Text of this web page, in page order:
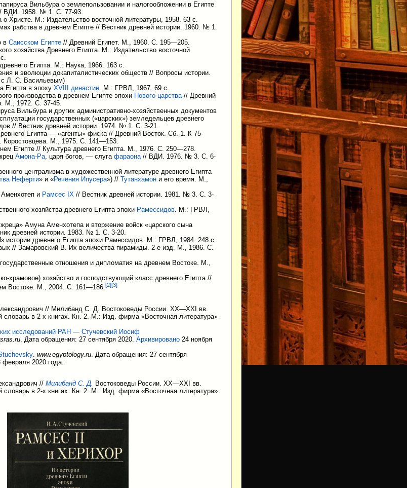
Вильбура о землепользовании и налогообложении в Египте
ВДИ. 1958. № 1. С. 77-93.
Христе. М.: Издательство восточной литературы, 1958. 63 с.
рабства в древнем Египте // Вестник древней истории. 1960. № 1.
в Саисском Египте // Древний Египет. М., 1960. С. 195—205.
хозяйства Древнего Египта. М.: Издательство восточной
Египта. М.: Наука, 1966. 163 с.
и эволюции докапиталистических обществ // Вопросы истории.
Л. С. Васильевым)
Египта в эпоху XVIII династии. М.: ГРВЛ, 1967. 69 с.
производства в древнем Египте эпохи Нового царства// Древний
М., 1972. С. 37-45.
Вильбура и других административно-хозяйственных документов
государственных («царских») земледельцев древнего
// Вестник древней истории. 1974. № 1. С. 3-21.
Египта — «агенты» фиска // Древний Восток. Сб. 1. К 75-
М., 1975. С. 141—153.
Египте // Культура древнего Египта. М., 1976. С. 250—278.
Амона-Ра, царя богов, — слуга фараона// ВДИ. 1976. № 3. С. 6-
централизма в художественной литературе древнего Египта
Неферти» и «Речения Ипусера») // Тутанхамон и его время. М.,
и Рамсес IX // Вестник древней истории. 1981. № 3. С. 3-
хозяйства древнего Египта эпохи Рамессидов. М.: ГРВЛ,
жреца» Амуна Аменхотепа и вторжение войск «царского сына
древней истории. 1983. № 1. С. 3-20.
истории древнего Египта эпохи Рамессидов. М.: ГРВЛ, 1984. 248 с.
// Замаровский В. Их величества пирамиды. 2-е изд. М., 1986. С.
отношения и дипломатия на древнем Востоке. М.,
храмовое) хозяйство и господствующий класс древнего Египта //
Востоке. М., 2004. С. 161—186.[2][3]
// Милибанд С. Д. Востоковеды России. XX—XXI вв.
словарь в 2-х книгах. Кн. 2. М.: Изд. фирма «Восточная литература»
исследований РАН — Стучевский Иосиф
. Дата обращения: 27 сентября 2020. Архивировано 24 ноября
www.egyptology.ru . Дата обращения: 27 сентября
февраля 2020 года.
// Милибанд С. Д.
Востоковеды России. XX—XXI вв.
словарь в 2-х книгах. Кн. 2. М.: Изд. фирма «Восточная литература»